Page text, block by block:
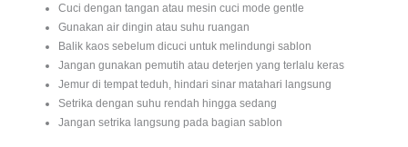
Cuci dengan tangan atau mesin cuci mode gentle
Gunakan air dingin atau suhu ruangan
Balik kaos sebelum dicuci untuk melindungi sablon
Jangan gunakan pemutih atau deterjen yang terlalu keras
Jemur di tempat teduh, hindari sinar matahari langsung
Setrika dengan suhu rendah hingga sedang
Jangan setrika langsung pada bagian sablon